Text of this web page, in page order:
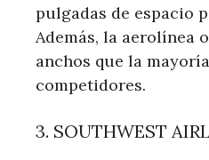
pulgadas de espacio
Además, la aerolínea
anchos que la
competidores.
3. SOUTHWEST